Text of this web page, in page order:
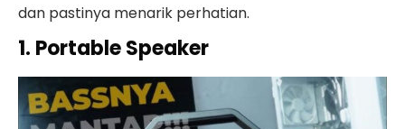
dan pastinya menarik perhatian.
1. Portable Speaker